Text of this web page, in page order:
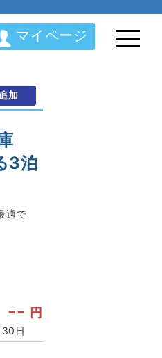
マイページ
加
3泊
適で
-- 円
日